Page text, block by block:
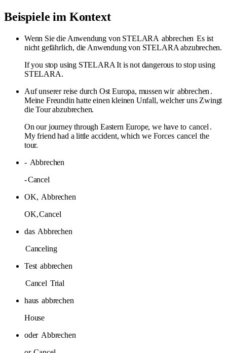
Beispiele im Kontext
Wenn Sie die Anwendung von STELARA abbrechen Es ist
nicht gefährlich, die Anwendung von STELARA abzubrechen.
If you stop using STELARA It is not dangerous to stop using
STELARA.
Auf unserer reise durch Ost Europa, mussen wir abbrechen .
Meine Freundin hatte einen kleinen Unfall, welcher uns Zwingt
die Tour abzubrechen.
On our journey through Eastern Europe, we have to cancel .
My friend had a little accident, which we Forces cancel the
tour.
- Abbrechen
-Cancel
OK, Abbrechen
OK,Cancel
das Abbrechen
Canceling
Test abbrechen
Cancel Trial
haus abbrechen
House
oder Abbrechen